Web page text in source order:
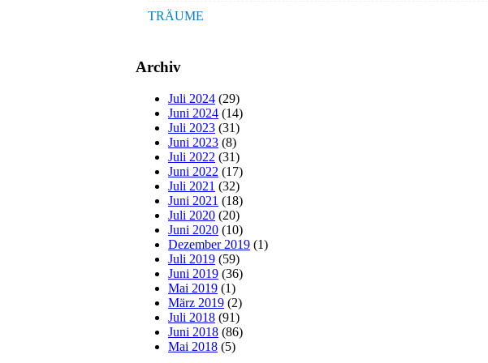
TRÄUME
Archiv
Juli 2024 (29)
Juni 2024 (14)
Juli 2023 (31)
Juni 2023 (8)
Juli 2022 (31)
Juni 2022 (17)
Juli 2021 (32)
Juni 2021 (18)
Juli 2020 (20)
Juni 2020 (10)
Dezember 2019 (1)
Juli 2019 (59)
Juni 2019 (36)
Mai 2019 (1)
März 2019 (2)
Juli 2018 (91)
Juni 2018 (86)
Mai 2018 (5)